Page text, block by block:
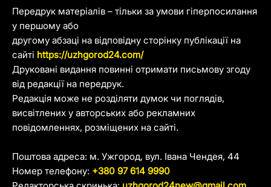
Передрук матеріалів – тільки за умови гіперпосилання
у першому або
другому абзаці на відповідну сторінку публікації на
сайті https://uzhgorod24.com/
Друковані видання повинні отримати письмову згоду
від редакції на передрук.
Редакція може не розділяти думок чи поглядів,
висвітлених у авторських або рекламних
повідомленнях, розміщених на сайті.
Поштова адреса: м. Ужгород, вул. Івана Чендея, 44
Номер телефону: +380 97 614 9990